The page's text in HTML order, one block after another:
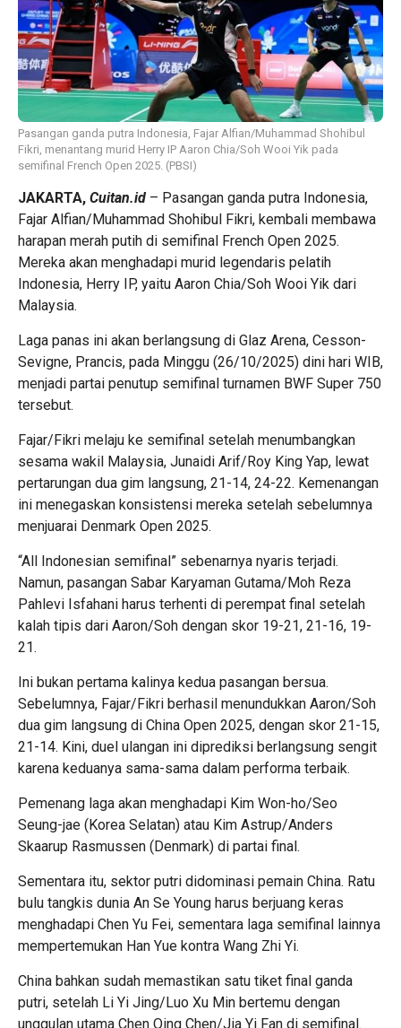
Pasangan ganda putra Indonesia, Fajar Alfian/Muhammad Shohibul
Fikri, menantang murid Herry IP Aaron Chia/Soh Wooi Yik pada
semifinal French Open 2025. (PBSI)
JAKARTA, Cuitan.id – Pasangan ganda putra Indonesia,
Fajar Alfian/Muhammad Shohibul Fikri, kembali membawa
harapan merah putih di semifinal French Open 2025.
Mereka akan menghadapi murid legendaris pelatih
Indonesia, Herry IP, yaitu Aaron Chia/Soh Wooi Yik dari
Malaysia.
Laga panas ini akan berlangsung di Glaz Arena, Cesson-
Sevigne, Prancis, pada Minggu (26/10/2025) dini hari WIB,
menjadi partai penutup semifinal turnamen BWF Super 750
tersebut.
Fajar/Fikri melaju ke semifinal setelah menumbangkan
sesama wakil Malaysia, Junaidi Arif/Roy King Yap, lewat
pertarungan dua gim langsung, 21-14, 24-22. Kemenangan
ini menegaskan konsistensi mereka setelah sebelumnya
menjuarai Denmark Open 2025.
“All Indonesian semifinal” sebenarnya nyaris terjadi.
Namun, pasangan Sabar Karyaman Gutama/Moh Reza
Pahlevi Isfahani harus terhenti di perempat final setelah
kalah tipis dari Aaron/Soh dengan skor 19-21, 21-16, 19-
21.
Ini bukan pertama kalinya kedua pasangan bersua.
Sebelumnya, Fajar/Fikri berhasil menundukkan Aaron/Soh
dua gim langsung di China Open 2025, dengan skor 21-15,
21-14. Kini, duel ulangan ini diprediksi berlangsung sengit
karena keduanya sama-sama dalam performa terbaik.
Pemenang laga akan menghadapi Kim Won-ho/Seo
Seung-jae (Korea Selatan) atau Kim Astrup/Anders
Skaarup Rasmussen (Denmark) di partai final.
Sementara itu, sektor putri didominasi pemain China. Ratu
bulu tangkis dunia An Se Young harus berjuang keras
menghadapi Chen Yu Fei, sementara laga semifinal lainnya
mempertemukan Han Yue kontra Wang Zhi Yi.
China bahkan sudah memastikan satu tiket final ganda
putri, setelah Li Yi Jing/Luo Xu Min bertemu dengan
unggulan utama Chen Qing Chen/Jia Yi Fan di semifinal.